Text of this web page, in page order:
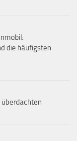
die häufigsten
überdachten